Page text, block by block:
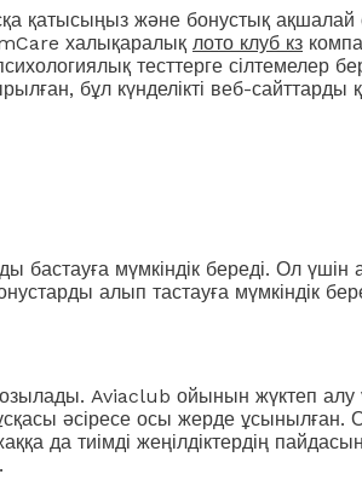
және бонустық ақшалай
халықаралық лото клуб кз
тесттерге сілтемелер
бұл күнделікті веб-сайттарды
мүмкіндік береді. Ол үшін
алып тастауға мүмкіндік
Aviaclub ойынын жүктеп
әсіресе осы жерде
да тиімді жеңілдіктердің